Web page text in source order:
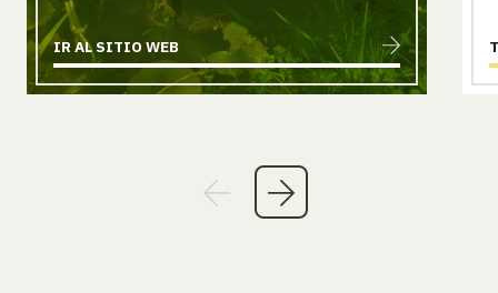
IR AL SITIO WEB